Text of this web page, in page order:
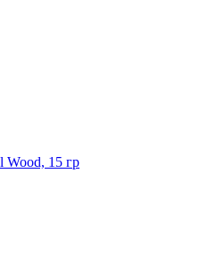
Wood, 15 гр